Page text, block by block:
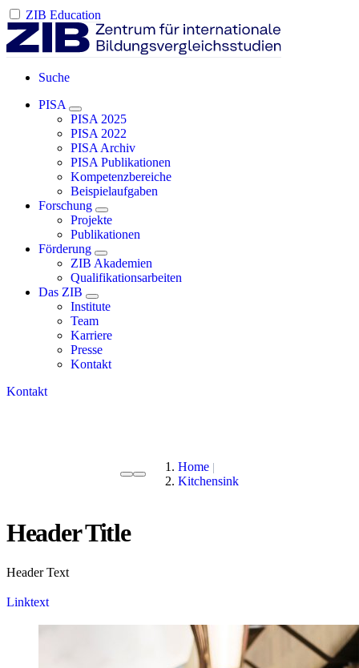
ZIB Education
Suche
PISA
PISA 2025
PISA 2022
PISA Archiv
PISA Publikationen
Kompetenzbereiche
Beispielaufgaben
Forschung
Projekte
Publikationen
Förderung
ZIB Akademien
Qualifikationsarbeiten
Das ZIB
Institute
Team
Karriere
Presse
Kontakt
Kontakt
Home
Kitchensink
Header Title
Header Text
Linktext